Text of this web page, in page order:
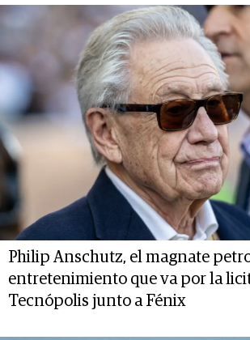
Philip Anschutz, el magnate
entretenimiento que va por la
Tecnópolis junto a Fénix